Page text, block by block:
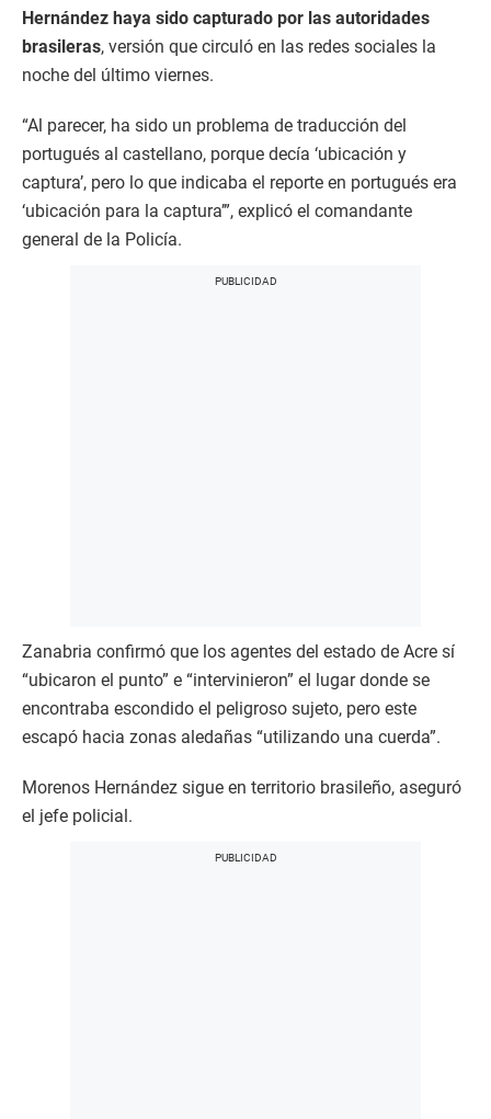
Hernández haya sido capturado por las autoridades
brasileras, versión que circuló en las redes sociales la
noche del último viernes.
“Al parecer, ha sido un problema de traducción del
portugués al castellano, porque decía ‘ubicación y
captura’, pero lo que indicaba el reporte en portugués era
‘ubicación para la captura’”, explicó el comandante
general de la Policía.
Zanabria confirmó que los agentes del estado de Acre sí
“ubicaron el punto” e “intervinieron” el lugar donde se
encontraba escondido el peligroso sujeto, pero este
escapó hacia zonas aledañas “utilizando una cuerda”.
Morenos Hernández sigue en territorio brasileño, aseguró
el jefe policial.